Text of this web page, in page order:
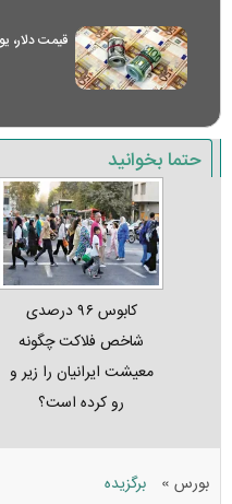
قیمت دلار،
حتما بخوانید
کابوس ۹۶ درصدی
شاخص فلاکت چگونه
معیشت ایرانیان را زیر و
رو کرده است؟
بورس » برگزیده